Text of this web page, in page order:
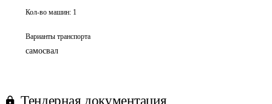
Кол-во машин: 1
Варианты транспорта
самосвал
Тендерная документация